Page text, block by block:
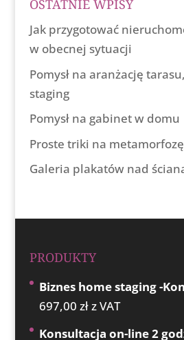
OSTATNIE WPISY
Jak przygotować
w obecnej sytuacji
Pomysł na aranżację
staging
Pomysł na gabinet w domu
Proste triki na
Galeria plakatów nad
PRODUKTY
Biznes home staging -
697,00 złz VAT
Konsultacja on-line 2